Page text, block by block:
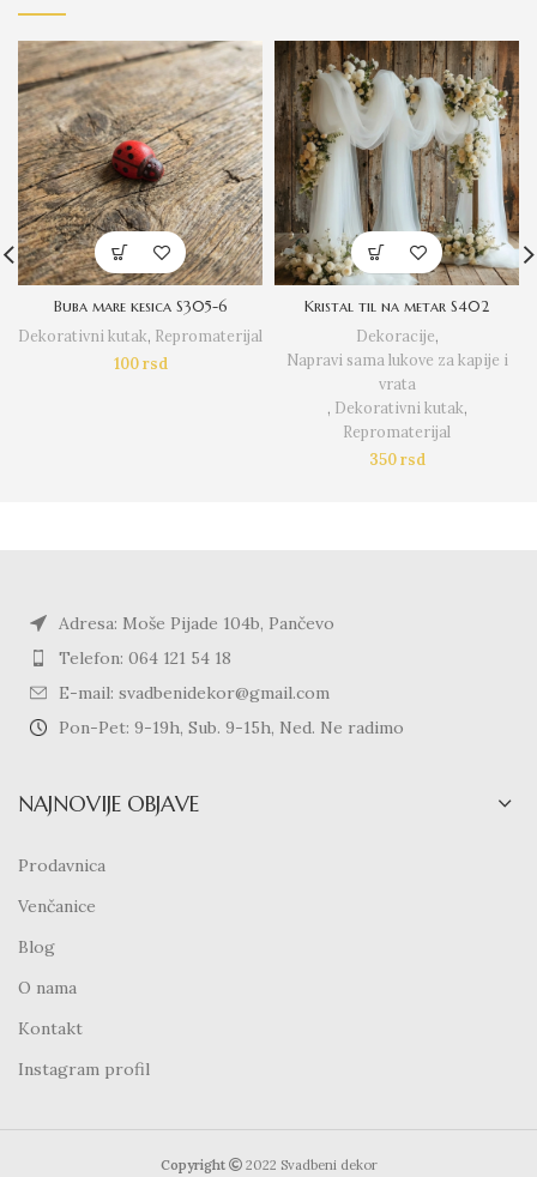
Buba mare kesica S305-6
Dekorativni kutak, Repromaterijal
100rsd
Kristal til na metar S402
Dekoracije,
Napravi sama lukove za kapije i
vrata
, Dekorativni kutak,
Repromaterijal
350rsd
Adresa: Moše Pijade 104b, Pančevo
Telefon: 064 121 54 18
E-mail: svadbenidekor@gmail.com
Pon-Pet: 9-19h, Sub. 9-15h, Ned. Ne radimo
NAJNOVIJE OBJAVE
Prodavnica
Venčanice
Blog
O nama
Kontakt
Instagram profil
Copyright 2022 Svadbeni dekor